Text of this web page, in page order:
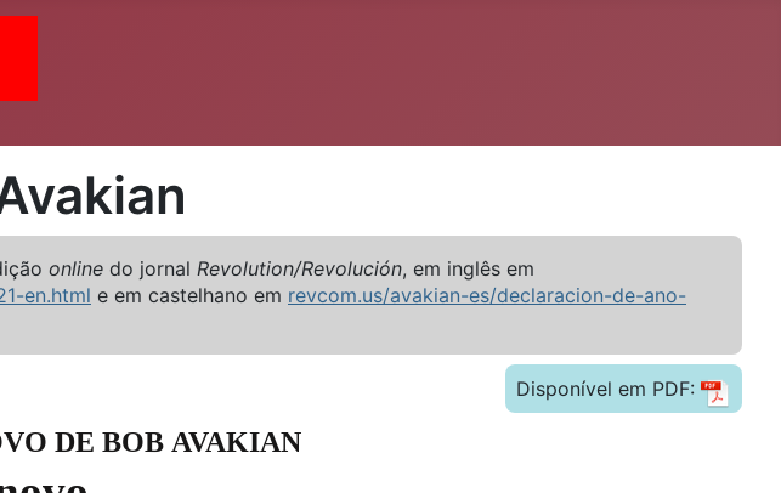
online do jornal Revolution/Revolución, em inglês em
en.html e em castelhano em revcom.us/avakian-es/declaracion-de-ano-
Disponível em PDF:
DE BOB AVAKIAN